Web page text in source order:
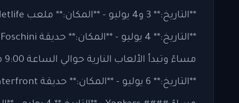
مساءً وتبدأ الألعاب النارية حوالي الساعة 9:00 مساءً